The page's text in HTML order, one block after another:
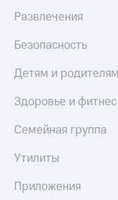
Развлечения
Безопасность
Детям и родителям
Здоровье и фитнес
Семейная группа
Утилиты
Приложения